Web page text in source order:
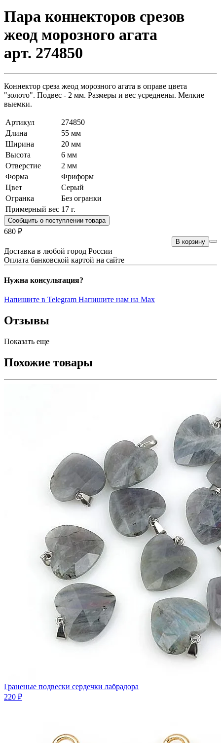
Пара коннекторов срезов
жеод морозного агата
арт. 274850
Коннектор среза жеод морозного агата в оправе цвета
"золото". Подвес - 2 мм. Размеры и вес усреднены. Мелкие
выемки.
Артикул
274850
Длина
55 мм
Ширина
20 мм
Высота
6 мм
Отверстие
2 мм
Форма
Фриформ
Цвет
Серый
Огранка
Без огранки
Примерный вес 17 г.
Сообщить о поступлении товара
680 ₽
В корзину
Доставка в любой город России
Оплата банковской картой на сайте
Нужна консультация?
Напишите в Telegram Напишите нам на Max
Отзывы
Показать еще
Похожие товары
Граненые подвески сердечки лабрадора
220 ₽